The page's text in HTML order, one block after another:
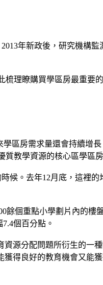
年新政後，研究機構監
理瞭購買學區房最重要的
房需求量還會持續增
教學資源的核心區學區
。去年12月底，這裡的
個重點小學劃片內的樓
個百分點。
分配問題所衍生的一
得良好的教育機會又能